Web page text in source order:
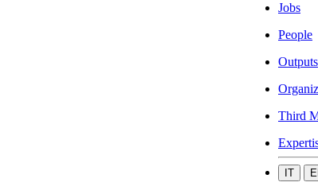
Jobs
People
Outputs
Third
IT